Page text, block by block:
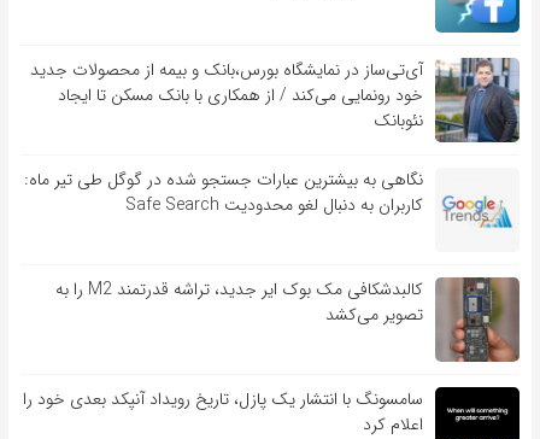
آی‌تی‌ساز در نمایشگاه بورس،بانک و بیمه از محصولات جدید
خود رونمایی می‌کند / از همکاری با بانک مسکن تا ایجاد
نئوبانک
نگاهی به بیشترین عبارات جستجو شده در گوگل طی تیر ماه:
کاربران به دنبال لغو محدودیت Safe Search
کالبدشکافی مک بوک ایر جدید، تراشه قدرتمند M2 را به
تصویر می‌کشد
سامسونگ با انتشار یک پازل، تاریخ رویداد آنپکد بعدی خود را
اعلام کرد